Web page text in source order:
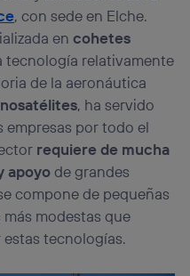
, con sede en Elche.
encohetes
tecnología relativamente
de la aeronáutica
, ha servido
empresas por todo el
requiere de mucha
apoyode grandes
compone de pequeñas
más modestas que
tecnologías.
Utiq seleccionando
de esta página web o
de Utiq
consulta